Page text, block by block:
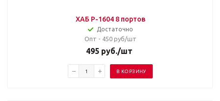
ХАБ P-1604 8 портов
Достаточно
Опт - 450 руб/шт
495 руб./шт
В КОРЗИНУ